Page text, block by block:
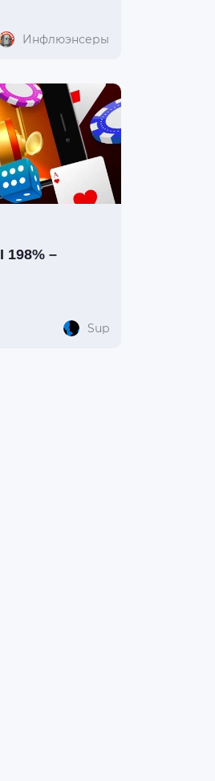
Инфлюэнсеры
198% –
Sup